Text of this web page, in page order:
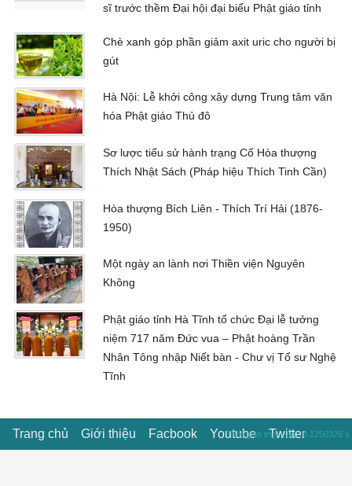
sĩ trước thềm Đại hội đại biểu Phật giáo tỉnh
Chè xanh góp phần giảm axit uric cho người bị
gút
Hà Nội: Lễ khởi công xây dựng Trung tâm văn
hóa Phật giáo Thủ đô
Sơ lược tiểu sử hành trạng Cố Hòa thượng
Thích Nhật Sách (Pháp hiệu Thích Tinh Cần)
Hòa thượng Bích Liên - Thích Trí Hải (1876-
1950)
Một ngày an lành nơi Thiền viện Nguyên
Không
Phật giáo tỉnh Hà Tĩnh tổ chức Đại lễ tưởng
niệm 717 năm Đức vua – Phật hoàng Trần
Nhân Tông nhập Niết bàn - Chư vị Tổ sư Nghệ
Tĩnh
Trang chủ Giới thiệu Facbook Youtube Twitter
Thời gian truy vấn : 0.1250326 s